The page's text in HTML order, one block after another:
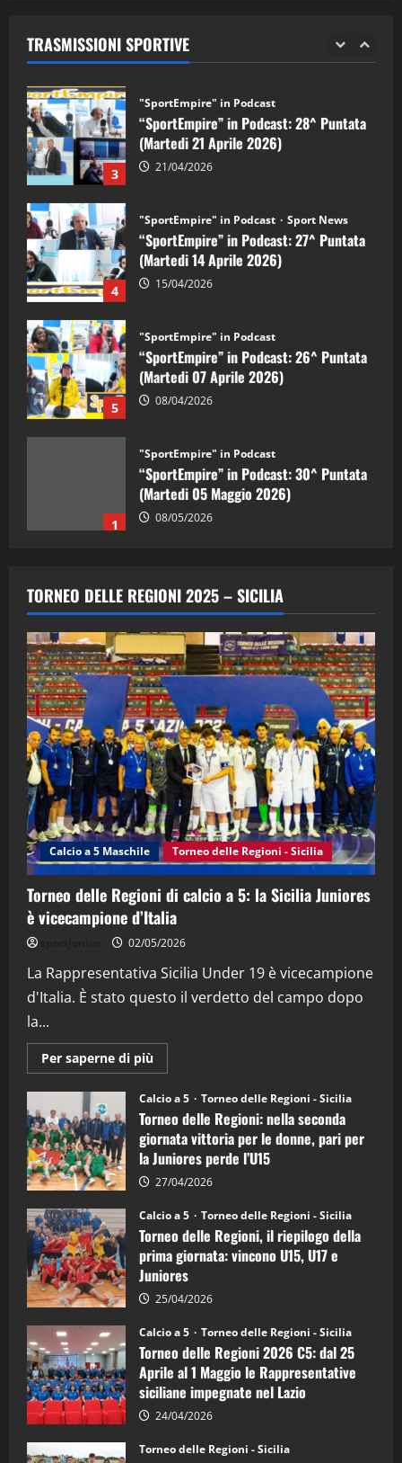
TRASMISSIONI SPORTIVE
2 28/04/2026
3
"SportEmpire" in Podcast
“SportEmpire” in Podcast: 28^ Puntata
(Martedi 21 Aprile 2026)
21/04/2026
4
"SportEmpire" in Podcast Sport News
“SportEmpire” in Podcast: 27^ Puntata
(Martedi 14 Aprile 2026)
15/04/2026
5
"SportEmpire" in Podcast
“SportEmpire” in Podcast: 26^ Puntata
(Martedi 07 Aprile 2026)
08/04/2026
1
"SportEmpire" in Podcast
“SportEmpire” in Podcast: 30^ Puntata
(Martedi 05 Maggio 2026)
08/05/2026
2
“SportEmpire” in Podcast: 29^ Puntata
(Martedi 28 Aprile 2026)
28/04/2026
3
"SportEmpire" in Podcast
“SportEmpire” in Podcast: 28^ Puntata
(Martedi 21 Aprile 2026)
21/04/2026
4
"SportEmpire" in Podcast Sport News
“SportEmpire” in Podcast: 27^ Puntata
(Martedi 14 Aprile 2026)
15/04/2026
"SportEmpire" in Podcast
“SportEmpire” in Podcast: 26^ Puntata
08/04/2026
TORNEO DELLE REGIONI 2025 – SICILIA
Calcio a 5 Maschile Torneo delle Regioni - Sicilia
Torneo delle Regioni di calcio a 5: la Sicilia Juniores
è vicecampione d’Italia
02/05/2026
La Rappresentativa Sicilia Under 19 è vicecampione
d'Italia. È stato questo il verdetto del campo dopo
la...
Per saperne di più
informazioni
Torneo
delle
Regioni
di
calcio
a
5:
la
Juniores
è
vicecampione
d’Italia
Calcio a 5 Torneo delle Regioni - Sicilia
Torneo delle Regioni: nella seconda
giornata vittoria per le donne, pari per
la Juniores perde l’U15
27/04/2026
Calcio a 5 Torneo delle Regioni - Sicilia
Torneo delle Regioni, il riepilogo della
prima giornata: vincono U15, U17 e
Juniores
25/04/2026
Calcio a 5 Torneo delle Regioni - Sicilia
Torneo delle Regioni 2026 C5: dal 25
Aprile al 1 Maggio le Rappresentative
siciliane impegnate nel Lazio
24/04/2026
Torneo delle Regioni - Sicilia